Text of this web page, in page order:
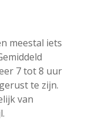
meestal iets
7 tot 8 uur
te zijn.
van